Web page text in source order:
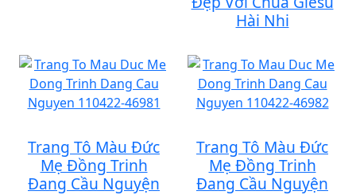
Hài Nhi
Trang Tô Màu Đức
Mẹ Đồng Trinh
Đang Cầu Nguyện
Trang Tô Màu Đức
Mẹ Đồng Trinh
Đang Cầu Nguyện